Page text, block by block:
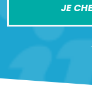
JE